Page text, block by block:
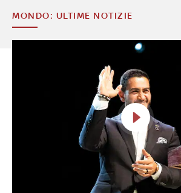
MONDO: ULTIME NOTIZIE